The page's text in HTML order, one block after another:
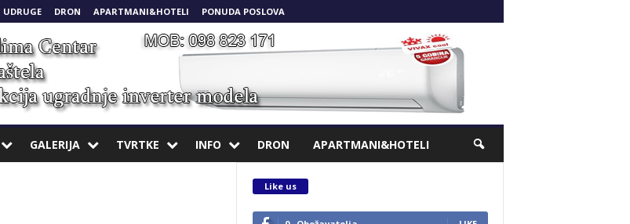
UDRUGE DRON APARTMANI&HOTELI PONUDA POSLOVA
GALERIJA TVRTKE INFO DRON APARTMANI&HOTELI
Like us